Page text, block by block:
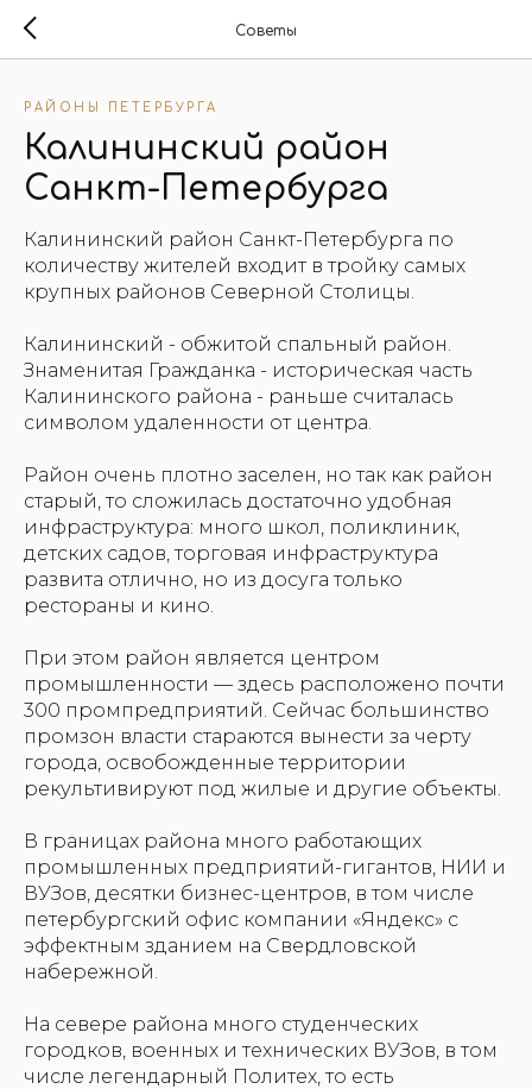
Советы
РАЙОНЫ ПЕТЕРБУРГА
Калининский район
Санкт-Петербурга
Калининский район Санкт-Петербурга по
количеству жителей входит в тройку самых
крупных районов Северной Столицы.
Калининский - обжитой спальный район.
Знаменитая Гражданка - историческая часть
Калининского района - раньше считалась
символом удаленности от центра.
Район очень плотно заселен, но так как район
старый, то сложилась достаточно удобная
инфраструктура: много школ, поликлиник,
детских садов, торговая инфраструктура
развита отлично, но из досуга только
рестораны и кино.
При этом район является центром
промышленности — здесь расположено почти
300 промпредприятий. Сейчас большинство
промзон власти стараются вынести за черту
города, освобожденные территории
рекультивируют под жилые и другие объекты.
В границах района много работающих
промышленных предприятий-гигантов, НИИ и
ВУЗов, десятки бизнес-центров, в том числе
петербургский офис компании «Яндекс» с
эффектным зданием на Свердловской
набережной.
На севере района много студенческих
городков, военных и технических ВУЗов, в том
числе легендарный Политех, то есть